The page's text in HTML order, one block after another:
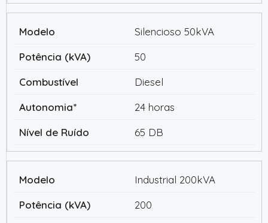
Silencioso 50kVA
50
Diesel
24 horas
65 DB
Industrial 200kVA
200